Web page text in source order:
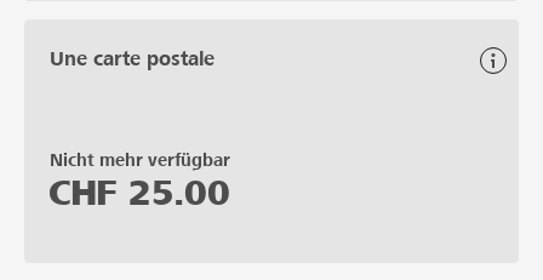
Une carte postale
Nicht mehr verfügbar
CHF 25.00